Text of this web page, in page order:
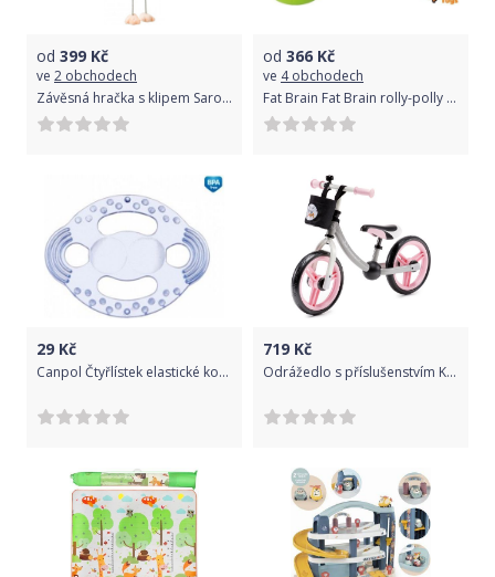
nastavit
čtyři
děťátko
nejvíc
zábavy.
V režimu
od 399 Kč
ve 2 obchodech
Závěsná hračka s klipem Saro Baby Jungle Party Flamingo
od 366 Kč
ve 4 obchodech
Fat Brain Fat Brain rolly-polly s kuželkami a míčky SpinnyPins
29 Kč
Canpol Čtyřlístek elastické kousátko
719 Kč
Odrážedlo s příslušenstvím Kinderkraft 2Way Light Pink 2019